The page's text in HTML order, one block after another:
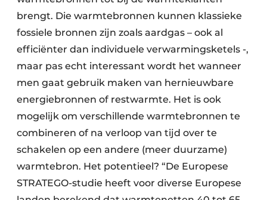
brengt. Die warmtebronnen kunnen klassieke
fossiele bronnen zijn zoals aardgas – ook al
efficiënter dan individuele verwarmingsketels -,
maar pas echt interessant wordt het wanneer
men gaat gebruik maken van hernieuwbare
energiebronnen of restwarmte. Het is ook
mogelijk om verschillende warmtebronnen te
combineren of na verloop van tijd over te
schakelen op een andere (meer duurzame)
warmtebron. Het potentieel? “De Europese
STRATEGO-studie heeft voor diverse Europese